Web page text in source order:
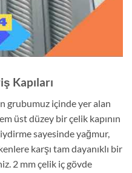
Kapıları
grubumuz içinde yer alan
üst düzey bir çelik kapının
sayesinde yağmur,
karşı tam dayanıklı bir
2 mm çelik iç gövde